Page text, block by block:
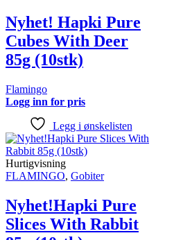
Nyhet! Hapki Pure
Cubes With Deer
85g (10stk)
Flamingo
Logg inn for pris
Legg i ønskelisten
Hurtigvisning
FLAMINGO, Gobiter
Nyhet!Hapki Pure
Slices With Rabbit